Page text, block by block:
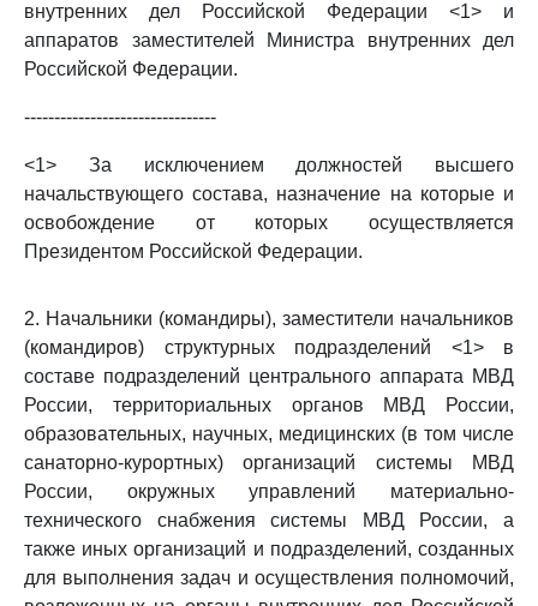
внутренних дел Российской Федерации <1> и
аппаратов заместителей Министра внутренних дел
Российской Федерации.
--------------------------------
<1> За исключением должностей высшего
начальствующего состава, назначение на которые и
освобождение от которых осуществляется
Президентом Российской Федерации.
2. Начальники (командиры), заместители начальников
(командиров) структурных подразделений <1> в
составе подразделений центрального аппарата МВД
России, территориальных органов МВД России,
образовательных, научных, медицинских (в том числе
санаторно-курортных) организаций системы МВД
России, окружных управлений материально-
технического снабжения системы МВД России, а
также иных организаций и подразделений, созданных
для выполнения задач и осуществления полномочий,